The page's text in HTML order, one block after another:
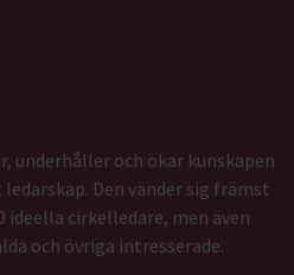
underhåller och ökar kunskapen
Den vänder sig främst
cirkelledare, men även
och övriga intresserade.